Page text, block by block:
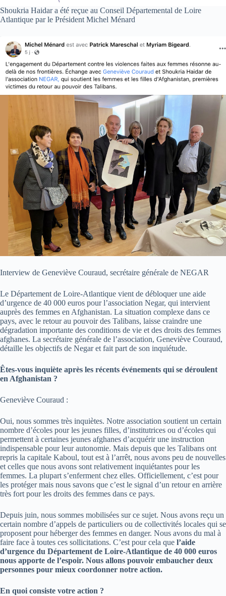
Shoukria Haidar a été reçue au Conseil Départemental de Loire
Atlantique par le Président Michel Ménard
Interview de Geneviève Couraud, secrétaire générale de NEGAR
Le Département de Loire-Atlantique vient de débloquer une aide
d’urgence de 40 000 euros pour l’association Negar, qui intervient
auprès des femmes en Afghanistan. La situation complexe dans ce
pays, avec le retour au pouvoir des Talibans, laisse craindre une
dégradation importante des conditions de vie et des droits des femmes
afghanes. La secrétaire générale de l’association, Geneviève Couraud,
détaille les objectifs de Negar et fait part de son inquiétude.
Êtes-vous inquiète après les récents événements qui se déroulent
en Afghanistan ?
Geneviève Couraud :
Oui, nous sommes très inquiètes. Notre association soutient un certain
nombre d’écoles pour les jeunes filles, d’institutrices ou d’écoles qui
permettent à certaines jeunes afghanes d’acquérir une instruction
indispensable pour leur autonomie. Mais depuis que les Talibans ont
repris la capitale Kaboul, tout est à l’arrêt, nous avons peu de nouvelles
et celles que nous avons sont relativement inquiétantes pour les
femmes. La plupart s’enferment chez elles. Officiellement, c’est pour
les protéger mais nous savons que c’est le signal d’un retour en arrière
très fort pour les droits des femmes dans ce pays.
Depuis juin, nous sommes mobilisées sur ce sujet. Nous avons reçu un
certain nombre d’appels de particuliers ou de collectivités locales qui se
proposent pour héberger des femmes en danger. Nous avons du mal à
faire face à toutes ces sollicitations. C’est pour cela que l’aide
d’urgence du Département de Loire-Atlantique de 40 000 euros
nous apporte de l’espoir. Nous allons pouvoir embaucher deux
personnes pour mieux coordonner notre action.
En quoi consiste votre action ?